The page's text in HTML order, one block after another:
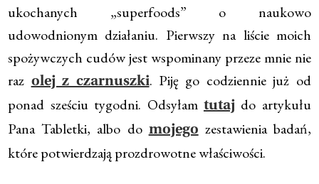
ukochanych „superfoods” o naukowo
udowodnionym działaniu. Pierwszy na liście moich
spożywczych cudów jest wspominany przeze mnie nie
raz olej z czarnuszki. Piję go codziennie już od
ponad sześciu tygodni. Odsyłam tutajdo artykułu
Pana Tabletki, albo do mojego zestawienia badań,
które potwierdzają prozdrowotne właściwości.